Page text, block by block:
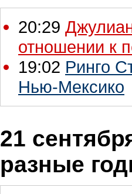
20:29
отношении к
19:02 Ринго
Нью-Мексико
21
разные